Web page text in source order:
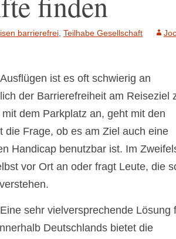
Rund um Treppenlifte
Treppenlift: 7
Fördertöpfe
Wohnbauförderung
Bundesländer
Rabatte
Kraftfahrzeughilfe-
TÜV und
Führerschein
barrierefrei Teilhabe Gesellschaft
ist es oft schwierig an
der Barrierefreiheit am Reiseziel
dem Parkplatz an, geht mit den
die Frage, ob es am Ziel auch eine
Handicap benutzbar ist. Im
vor Ort an oder fragt Leute, die
sehr vielversprechende Lösung
Deutschlands bietet die